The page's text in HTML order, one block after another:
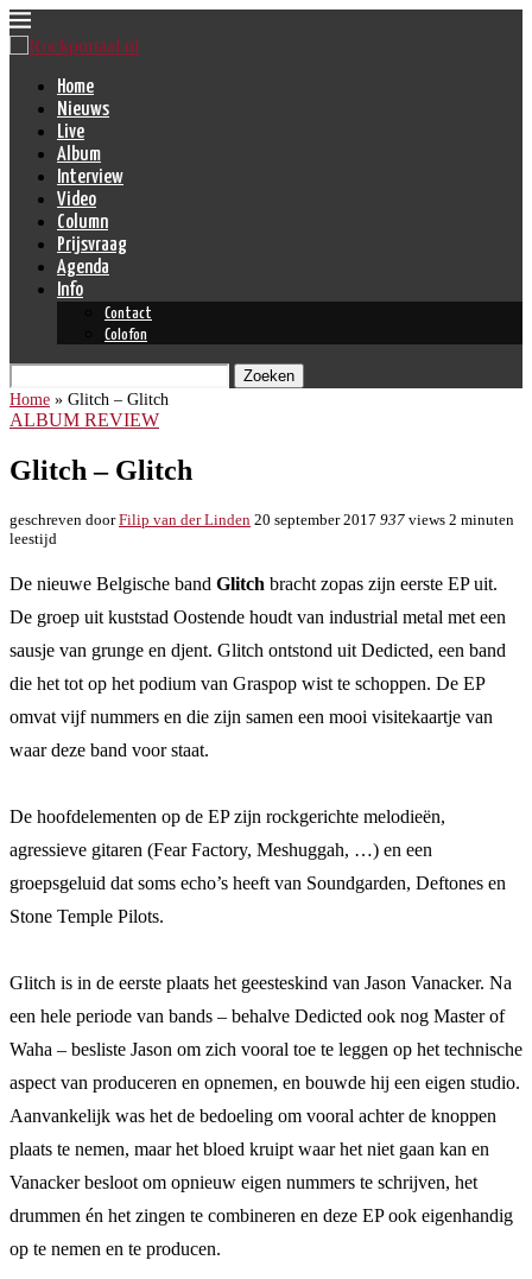
Home
Nieuws
Live
Album
Interview
Video
Column
Prijsvraag
Agenda
Info
Contact
Colofon
Zoeken
Home » Glitch – Glitch
ALBUM REVIEW
Glitch – Glitch
geschreven doorFilip van der Linden 20 september 2017 937 views 2 minuten
leestijd
De nieuwe Belgische band Glitch bracht zopas zijn eerste EP uit.
De groep uit kuststad Oostende houdt van industrial metal met een
sausje van grunge en djent. Glitch ontstond uit Dedicted, een band
die het tot op het podium van Graspop wist te schoppen. De EP
omvat vijf nummers en die zijn samen een mooi visitekaartje van
waar deze band voor staat.
De hoofdelementen op de EP zijn rockgerichte melodieën,
agressieve gitaren (Fear Factory, Meshuggah, …) en een
groepsgeluid dat soms echo’s heeft van Soundgarden, Deftones en
Stone Temple Pilots.
Glitch is in de eerste plaats het geesteskind van Jason Vanacker. Na
een hele periode van bands – behalve Dedicted ook nog Master of
Waha – besliste Jason om zich vooral toe te leggen op het technische
aspect van produceren en opnemen, en bouwde hij een eigen studio.
Aanvankelijk was het de bedoeling om vooral achter de knoppen
plaats te nemen, maar het bloed kruipt waar het niet gaan kan en
Vanacker besloot om opnieuw eigen nummers te schrijven, het
drummen én het zingen te combineren en deze EP ook eigenhandig
op te nemen en te producen.